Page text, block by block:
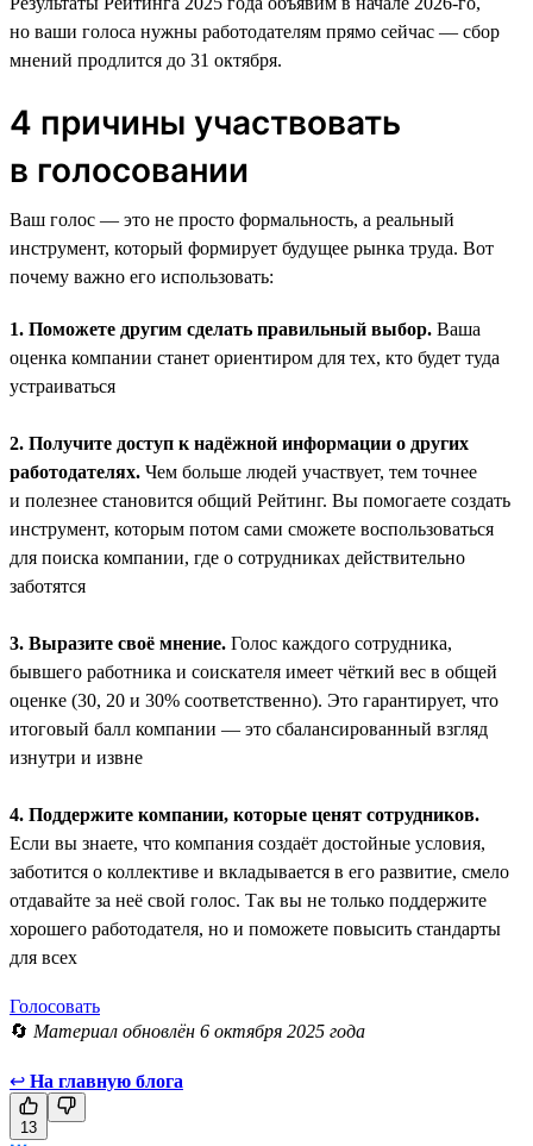
но ваши голоса нужны работодателям прямо сейчас — сбор
мнений продлится до 31 октября.
4 причины участвовать
в голосовании
Ваш голос — это не просто формальность, а реальный
инструмент, который формирует будущее рынка труда. Вот
почему важно его использовать:
1. Поможете другим сделать правильный выбор. Ваша
оценка компании станет ориентиром для тех, кто будет туда
устраиваться
2. Получите доступ к надёжной информации о других
работодателях. Чем больше людей участвует, тем точнее
и полезнее становится общий Рейтинг. Вы помогаете создать
инструмент, которым потом сами сможете воспользоваться
для поиска компании, где о сотрудниках действительно
заботятся
3. Выразите своё мнение. Голос каждого сотрудника,
бывшего работника и соискателя имеет чёткий вес в общей
оценке (30, 20 и 30% соответственно). Это гарантирует, что
итоговый балл компании — это сбалансированный взгляд
изнутри и извне
4. Поддержите компании, которые ценят сотрудников.
Если вы знаете, что компания создаёт достойные условия,
заботится о коллективе и вкладывается в его развитие, смело
отдавайте за неё свой голос. Так вы не только поддержите
хорошего работодателя, но и поможете повысить стандарты
для всех
Голосовать
🔄 Материал обновлён 6 октября 2025 года
↩ На главную блога
13